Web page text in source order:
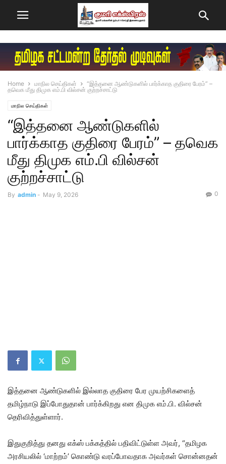
Home மாநில செய்திகள்
“இத்தனை ஆண்டுகளில் பார்க்காத குதிரை பேரம்” –
தவெக மீது திமுக எம்.பி வில்சன் குற்றச்சாட்டு
மாநில செய்திகள்
“இத்தனை ஆண்டுகளில்
பார்க்காத குதிரை பேரம்” – தவெக
மீது திமுக எம்.பி வில்சன்
குற்றச்சாட்டு
By admin - May 9, 2026 0
இத்தனை ஆண்டுகளில் இல்லாத குதிரை பேர முயற்சிகளைத்
தமிழ்நாடு இப்போதுதான் பார்க்கிறது என திமுக எம்.பி. வில்சன்
தெரிவித்துள்ளார்.
இதுகுறித்து தனது எக்ஸ் பக்கத்தில் பதிவிட்டுள்ள அவர், “தமிழக
அரசியலில் ‘மாற்றம்’ கொண்டு வரப்போவதாக அவர்கள் சொன்னதன்